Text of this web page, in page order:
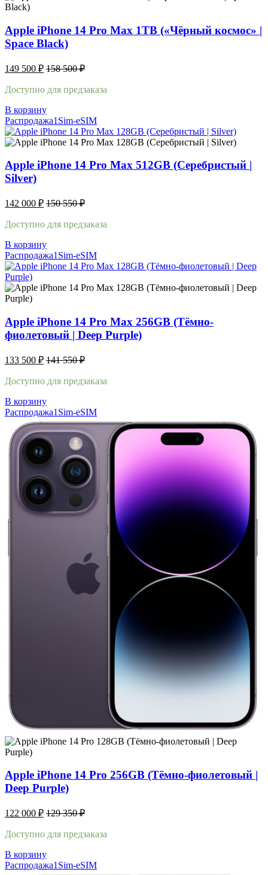
Apple iPhone 14 Pro Max 1TB («Чёрный космос» |
Space Black)
149 500 ₽ 158 500₽
Доступно для предзаказа
В корзину
Распродажа1Sim-eSIM
Apple iPhone 14 Pro Max 512GB (Серебристый |
Silver)
142 000 ₽ 150 550₽
Доступно для предзаказа
В корзину
Распродажа1Sim-eSIM
Apple iPhone 14 Pro Max 256GB (Тёмно-
фиолетовый | Deep Purple)
133 500 ₽ 141 550₽
Доступно для предзаказа
В корзину
Распродажа1Sim-eSIM
Apple iPhone 14 Pro 256GB (Тёмно-фиолетовый |
Deep Purple)
122 000 ₽ 129 350₽
Доступно для предзаказа
В корзину
Распродажа1Sim-eSIM